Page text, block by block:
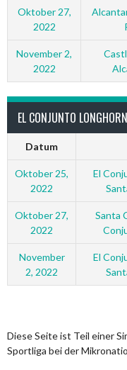
Oktober 27,
2022
November 2,
2022
EL CONJUNTO
Datum
Oktober 25,
2022
El
Oktober 27,
2022
Santa
November
2, 2022
El
Diese Seite ist Teil einer
Sportliga bei der